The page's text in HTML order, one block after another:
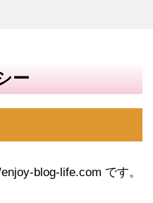
ー
blog-life.com です。